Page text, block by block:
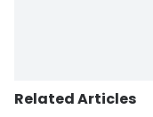
Related Articles